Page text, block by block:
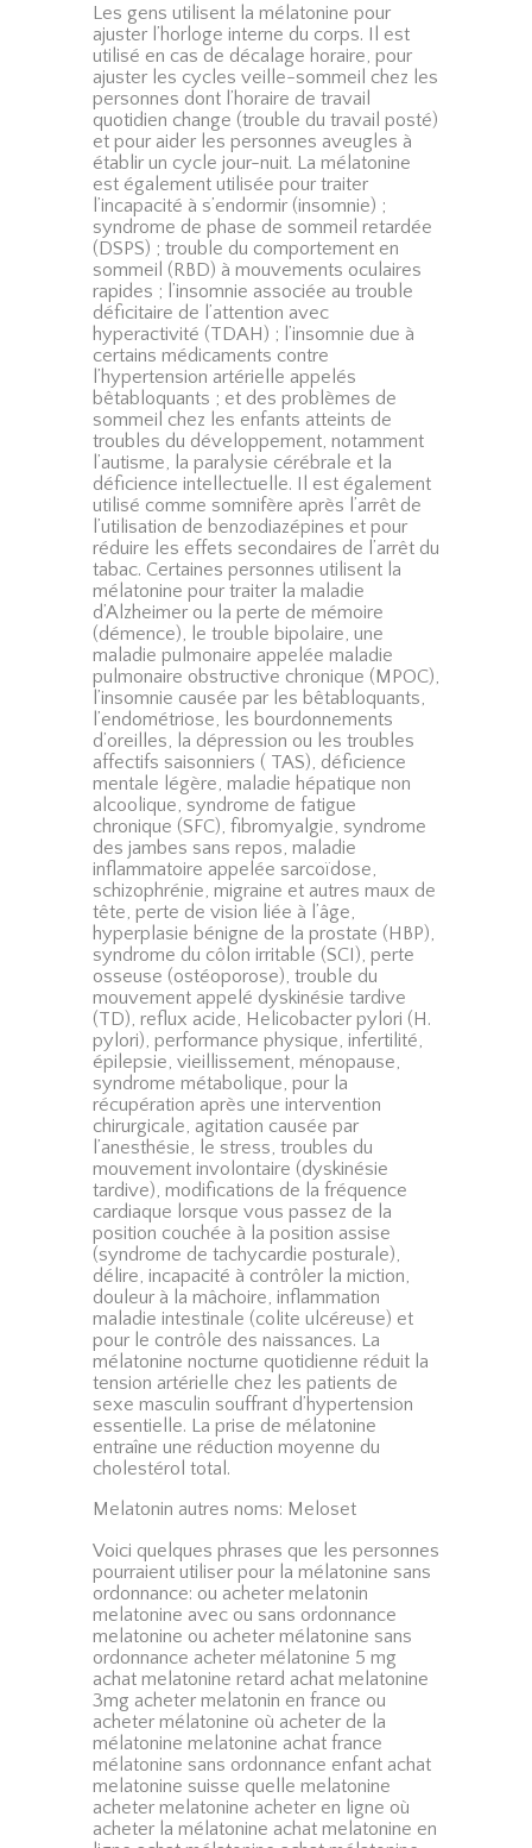
Les gens utilisent la mélatonine pour
ajuster l’horloge interne du corps. Il est
utilisé en cas de décalage horaire, pour
ajuster les cycles veille-sommeil chez les
personnes dont l’horaire de travail
quotidien change (trouble du travail posté)
et pour aider les personnes aveugles à
établir un cycle jour-nuit. La mélatonine
est également utilisée pour traiter
l’incapacité à s’endormir (insomnie) ;
syndrome de phase de sommeil retardée
(DSPS) ; trouble du comportement en
sommeil (RBD) à mouvements oculaires
rapides ; l’insomnie associée au trouble
déficitaire de l’attention avec
hyperactivité (TDAH) ; l’insomnie due à
certains médicaments contre
l’hypertension artérielle appelés
bêtabloquants ; et des problèmes de
sommeil chez les enfants atteints de
troubles du développement, notamment
l’autisme, la paralysie cérébrale et la
déficience intellectuelle. Il est également
utilisé comme somnifère après l’arrêt de
l’utilisation de benzodiazépines et pour
réduire les effets secondaires de l’arrêt du
tabac. Certaines personnes utilisent la
mélatonine pour traiter la maladie
d’Alzheimer ou la perte de mémoire
(démence), le trouble bipolaire, une
maladie pulmonaire appelée maladie
pulmonaire obstructive chronique (MPOC),
l’insomnie causée par les bêtabloquants,
l’endométriose, les bourdonnements
d’oreilles, la dépression ou les troubles
affectifs saisonniers ( TAS), déficience
mentale légère, maladie hépatique non
alcoolique, syndrome de fatigue
chronique (SFC), fibromyalgie, syndrome
des jambes sans repos, maladie
inflammatoire appelée sarcoïdose,
schizophrénie, migraine et autres maux de
tête, perte de vision liée à l’âge,
hyperplasie bénigne de la prostate (HBP),
syndrome du côlon irritable (SCI), perte
osseuse (ostéoporose), trouble du
mouvement appelé dyskinésie tardive
(TD), reflux acide, Helicobacter pylori (H.
pylori), performance physique, infertilité,
épilepsie, vieillissement, ménopause,
syndrome métabolique, pour la
récupération après une intervention
chirurgicale, agitation causée par
l’anesthésie, le stress, troubles du
mouvement involontaire (dyskinésie
tardive), modifications de la fréquence
cardiaque lorsque vous passez de la
position couchée à la position assise
(syndrome de tachycardie posturale),
délire, incapacité à contrôler la miction,
douleur à la mâchoire, inflammation
maladie intestinale (colite ulcéreuse) et
pour le contrôle des naissances. La
mélatonine nocturne quotidienne réduit la
tension artérielle chez les patients de
sexe masculin souffrant d’hypertension
essentielle. La prise de mélatonine
entraîne une réduction moyenne du
cholestérol total.
Melatonin autres noms: Meloset
Voici quelques phrases que les personnes
pourraient utiliser pour la mélatonine sans
ordonnance: ou acheter melatonin
melatonine avec ou sans ordonnance
melatonine ou acheter mélatonine sans
ordonnance acheter mélatonine 5 mg
achat melatonine retard achat melatonine
3mg acheter melatonin en france ou
acheter mélatonine où acheter de la
mélatonine melatonine achat france
mélatonine sans ordonnance enfant achat
melatonine suisse quelle melatonine
acheter melatonine acheter en ligne où
acheter la mélatonine achat melatonine en